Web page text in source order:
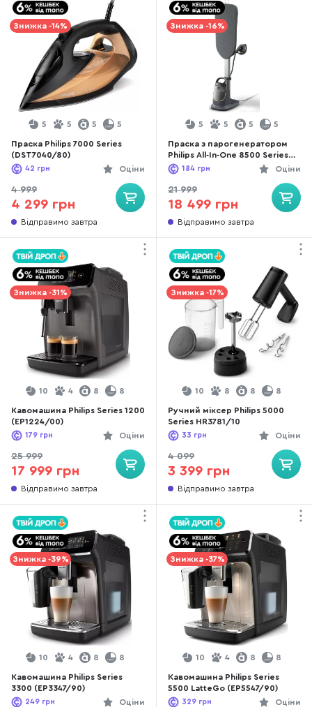
Знижка -14%
5 5 5 5
Праска Philips 7000 Series
(DST7040/80)
Оціни
42 грн
4 999
4 299 грн
Відправимо завтра
Знижка -16%
5 5 5 5
Праска з парогенератором
Philips All-In-One 8500 Series
(AIS8540/80)
Оціни
184 грн
21 999
18 499 грн
Відправимо завтра
Знижка -31%
10 4 8 8
Кавомашина Philips Series 1200
(EP1224/00)
Оціни
179 грн
25 999
17 999 грн
Відправимо завтра
Знижка -17%
10 8 8 8
Ручний міксер Philips 5000
Series HR3781/10
Оціни
33 грн
4 099
3 399 грн
Відправимо завтра
Знижка -39%
10 4 8 8
Кавомашина Philips Series
3300 (EP3347/90)
Оціни
249 грн
Знижка -37%
10 4 8 8
Кавомашина Philips Series
5500 LatteGo (EP5547/90)
Оціни
329 грн